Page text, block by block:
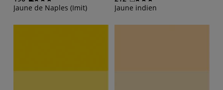
Jaune de Naples (Imit)
Jaune indien